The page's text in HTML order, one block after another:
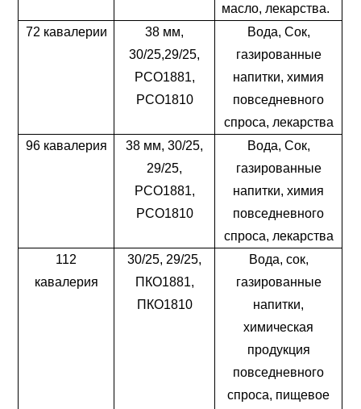
масло, лекарства.
72 кавалерии
38 мм,
30/25,29/25,
PCO1881,
PCO1810
Вода, Сок,
газированные
напитки, химия
повседневного
спроса, лекарства
96 кавалерия
38 мм, 30/25,
29/25,
PCO1881,
PCO1810
Вода, Сок,
газированные
напитки, химия
повседневного
спроса, лекарства
112
кавалерия
30/25, 29/25,
ПКО1881,
ПКО1810
Вода, сок,
газированные
напитки,
химическая
продукция
повседневного
спроса, пищевое